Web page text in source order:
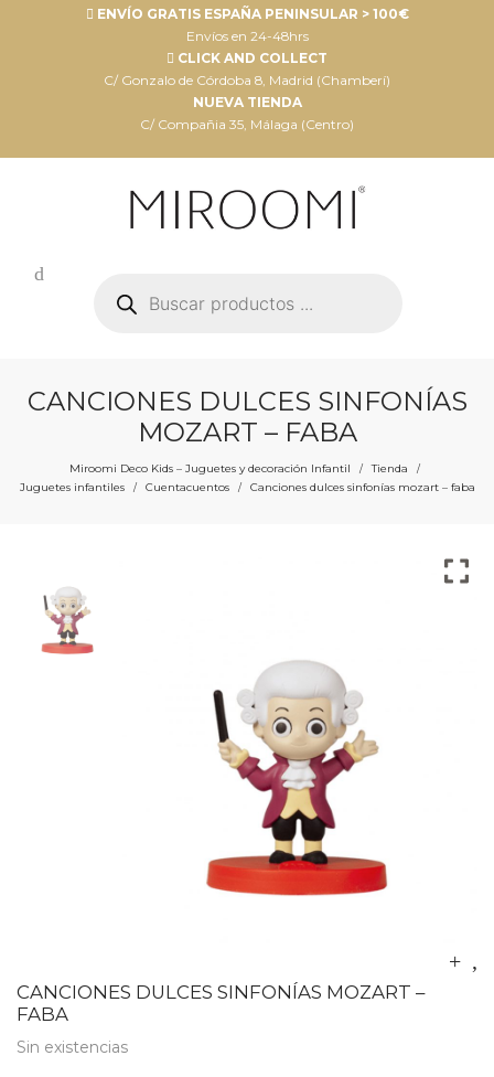
ENVÍO GRATIS ESPAÑA PENINSULAR > 100€
Envíos en 24-48hrs
CLICK AND COLLECT
C/ Gonzalo de Córdoba 8, Madrid (Chamberí)
NUEVA TIENDA
C/ Compañia 35, Málaga (Centro)
productos
CANCIONES DULCES SINFONÍAS
MOZART – FABA
Miroomi Deco Kids – Juguetes y decoración Infantil / Tienda /
Juguetes infantiles / Cuentacuentos / Canciones dulces sinfonías mozart – faba
CANCIONES DULCES SINFONÍAS MOZART –
FABA
Sin existencias